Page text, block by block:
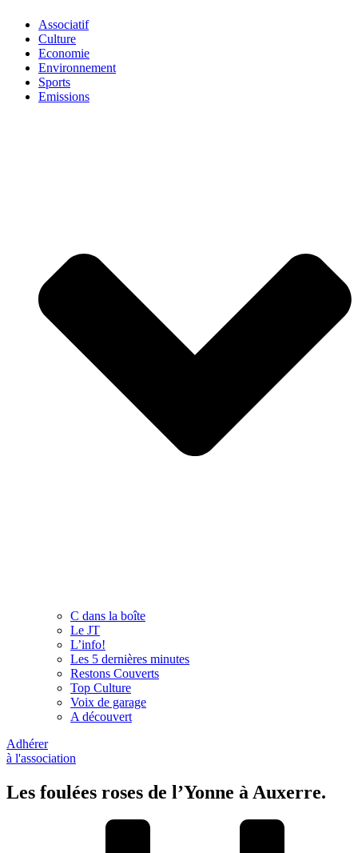
Associatif
Culture
Economie
Environnement
Sports
Emissions
C dans la boîte
Le JT
L’info!
Les 5 dernières minutes
Restons Couverts
Top Culture
Voix de garage
A découvert
Adhérer
à l'association
Les foulées roses de l’Yonne à Auxerre.